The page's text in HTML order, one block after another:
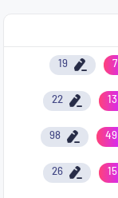
7
19
13
22
49
98
15
26